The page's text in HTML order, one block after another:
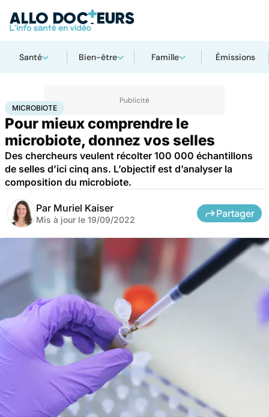
Santé Bien-être Famille Émissions
AccueilSantéMicrobiote
MICROBIOTE
Pour mieux comprendre le
microbiote, donnez vos selles
Des chercheurs veulent récolter 100 000 échantillons
de selles d’ici cinq ans. L’objectif est d’analyser la
composition du microbiote.
Par Muriel Kaiser
Mis à jour le 19/09/2022
Partager